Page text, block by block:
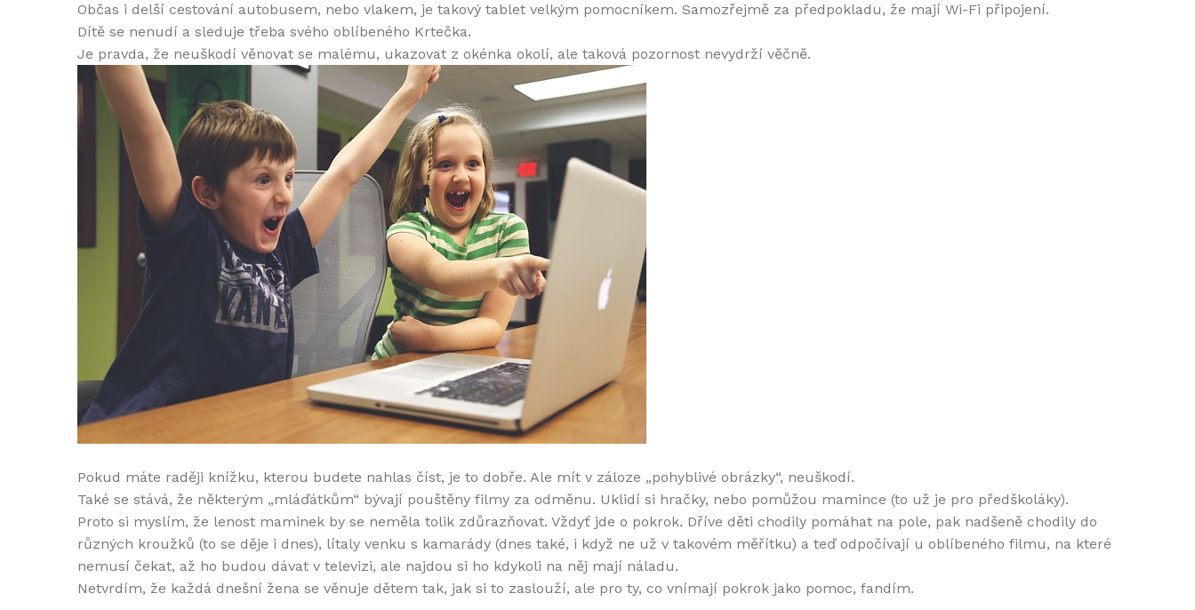
Občas i delší cestování autobusem, nebo vlakem, je takový tablet velkým pomocníkem. Samozřejmě za předpokladu, že mají Wi-Fi připojení.
Dítě se nenudí a sleduje třeba svého oblíbeného Krtečka.
Je pravda, že neuškodí věnovat se malému, ukazovat z okénka okolí, ale taková pozornost nevydrží věčně.
Pokud máte raději knížku, kterou budete nahlas číst, je to dobře. Ale mít v záloze „pohyblivé obrázky“, neuškodí.
Také se stává, že některým „mláďátkům“ bývají pouštěny filmy za odměnu. Uklidí si hračky, nebo pomůžou mamince (to už je pro předškoláky).
Proto si myslím, že lenost maminek by se neměla tolik zdůrazňovat. Vždyť jde o pokrok. Dříve děti chodily pomáhat na pole, pak nadšeně chodily do
různých kroužků (to se děje i dnes), lítaly venku s kamarády (dnes také, i když ne už v takovém měřítku) a teď odpočívají u oblíbeného filmu, na které
nemusí čekat, až ho budou dávat v televizi, ale najdou si ho kdykoli na něj mají náladu.
Netvrdím, že každá dnešní žena se věnuje dětem tak, jak si to zaslouží, ale pro ty, co vnímají pokrok jako pomoc, fandím.